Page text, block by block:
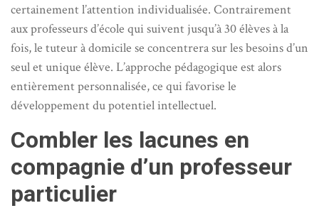
certainement l’attention individualisée. Contrairement
aux professeurs d’école qui suivent jusqu’à 30 élèves à la
fois, le tuteur à domicile se concentrera sur les besoins d’un
seul et unique élève. L’approche pédagogique est alors
entièrement personnalisée, ce qui favorise le
développement du potentiel intellectuel.
Combler les lacunes en
compagnie d’un professeur
particulier